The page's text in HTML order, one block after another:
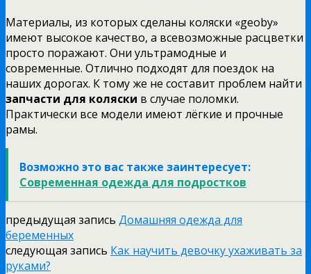
Материалы, из которых сделаны коляски «geoby»
имеют высокое качество, а всевозможные расцветки
просто поражают. Они ультрамодные и
современные. Отлично подходят для поездок на
наших дорогах. К тому же не составит проблем найти
запчасти для коляски в случае поломки.
Практически все модели имеют лёгкие и прочные
рамы.
Возможно это вас также заинтересует:
Современная одежда для подростков
предыдущая запись Домашняя одежда для
беременных
следующая запись Как научить девочку ухаживать за
руками?